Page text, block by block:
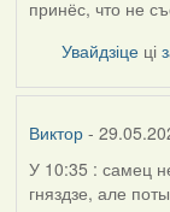
принёс, что не
Увайдзіце ці
Виктор-
У 10:35 : самец
гняздзе, але